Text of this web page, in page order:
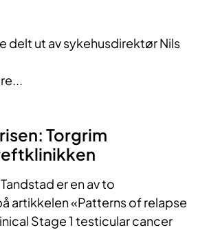
delt ut av sykehusdirektør Nils
Torgrim
er en av to
artikkelen «Patterns of relapse
Stage 1 testicular cancer